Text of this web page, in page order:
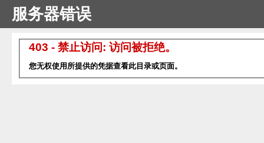
服务器错误
403 - 禁止访问: 访问被拒绝。
您无权使用所提供的凭据查看此目录或页面。